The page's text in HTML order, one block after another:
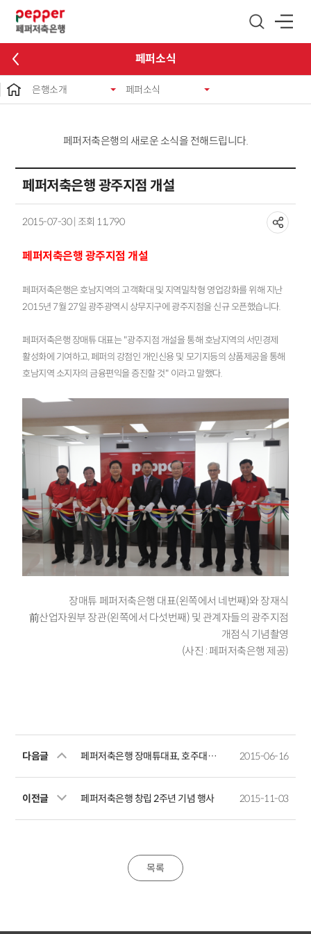
페퍼소식
은행소개 페퍼소식
페퍼저축은행의 새로운 소식을 전해드립니다.
페퍼저축은행 광주지점 개설
2015-07-30 | 조회 11,790
페퍼저축은행 광주지점 개설
페퍼저축은행은 호남지역의 고객확대 및 지역밀착형 영업강화를 위해 지난
2015년 7월 27일 광주광역시 상무지구에 광주지점을 신규 오픈했습니다.
페퍼저축은행 장매튜 대표는 "광주지점 개설을 통해 호남지역의 서민경제
활성화에 기여하고, 페퍼의 강점인 개인신용 및 모기지등의 상품제공을 통해
호남지역 소지자의 금융편익을 증진할 것" 이라고 말했다.
장매튜 페퍼저축은행 대표(왼쪽에서 네번째)와 장재식
前산업자원부 장관(왼쪽에서 다섯번째) 및 관계자들의 광주지점
개점식 기념촬영
(사진 : 페퍼저축은행 제공)
다음글 페퍼저축은행 장매튜대표, 호주대사관 주최 한국내 호주계 금융권 CEO 조찬회의 참석 2015-06-16
이전글 페퍼저축은행 창립 2주년 기념 행사 2015-11-03
목록